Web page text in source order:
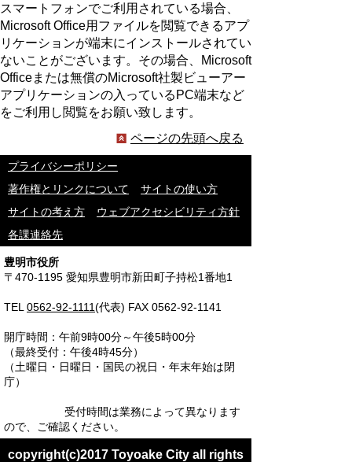
スマートフォンでご利用されている場合、
Microsoft Office用ファイルを閲覧できるアプ
リケーションが端末にインストールされてい
ないことがございます。その場合、Microsoft
Officeまたは無償のMicrosoft社製ビューアー
アプリケーションの入っているPC端末など
をご利用し閲覧をお願い致します。
ページの先頭へ戻る
プライバシーポリシー
著作権とリンクについて
サイトの使い方
サイトの考え方
ウェブアクセシビリティ方針
各課連絡先
豊明市役所
〒470-1195 愛知県豊明市新田町子持松1番地1
TEL 0562-92-1111(代表) FAX 0562-92-1141
開庁時間：午前9時00分～午後5時00分
（最終受付：午後4時45分）
（土曜日・日曜日・国民の祝日・年末年始は閉
庁）
受付時間は業務によって異なります
ので、ご確認ください。
copyright(c)2017 Toyoake City all rights